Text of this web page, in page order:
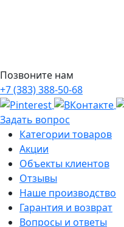
Позвоните нам
+7 (383) 388-50-68
Задать вопрос
Категории товаров
Акции
Объекты клиентов
Отзывы
Наше производство
Гарантия и возврат
Вопросы и ответы